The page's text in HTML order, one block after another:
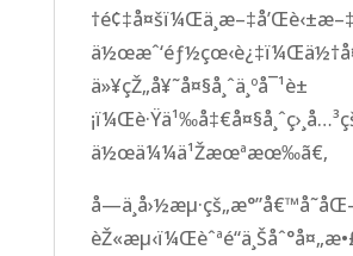
ä»¥çŽ„å¥˜å¤§å¸ˆä¸ºå¯¹è±
ä½œä¼¼ä¹Žæœªæœ‰ã€‚